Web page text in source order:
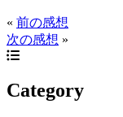
« 前の感想
次の感想 »
Category